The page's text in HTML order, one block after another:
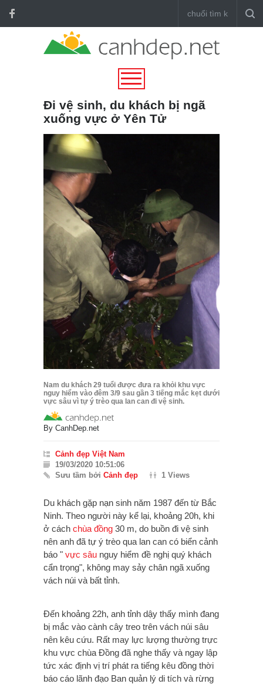
Đi vệ sinh, du khách bị ngã
xuống vực ở Yên Tử
Nam du khách 29 tuổi được đưa ra khỏi khu vực
nguy hiểm vào đêm 3/9 sau gần 3 tiếng mắc kẹt dưới
vực sâu vì tự ý trèo qua lan can đi vệ sinh.
By CanhDep.net
Cảnh đẹp Việt Nam
19/03/2020 10:51:06
Sưu tầm bởi Cảnh đẹp 1 Views
Du khách gặp nạn sinh năm 1987 đến từ Bắc
Ninh. Theo người này kể lại, khoảng 20h, khi
ở cách chùa đồng 30 m, do buồn đi vệ sinh
nên anh đã tự ý trèo qua lan can có biển cảnh
báo " vực sâu nguy hiểm đề nghị quý khách
cẩn trọng", không may sảy chân ngã xuống
vách núi và bất tỉnh.
Đến khoảng 22h, anh tỉnh dậy thấy mình đang
bị mắc vào cành cây treo trên vách núi sâu
nên kêu cứu. Rất may lực lượng thường trực
khu vực chùa Đồng đã nghe thấy và ngay lập
tức xác định vị trí phát ra tiếng kêu đồng thời
báo cáo lãnh đạo Ban quản lý di tích và rừng